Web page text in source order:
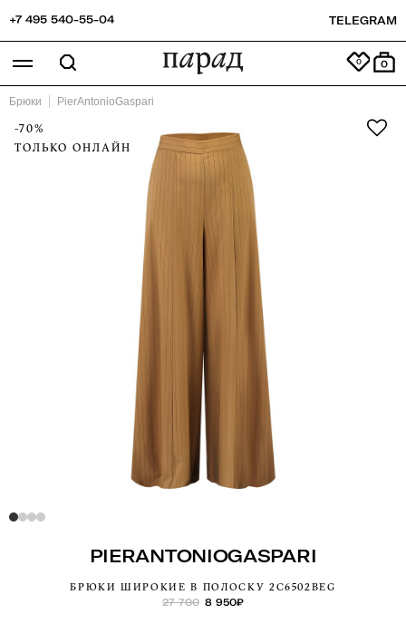
+7 495 540-55-04 TELEGRAM
0
Брюки PierAntonioGaspari
-70%
ТОЛЬКО ОНЛАЙН
PIERANTONIOGASPARI
БРЮКИ ШИРОКИЕ В ПОЛОСКУ 2C6502BEG
27 700 8 950₽